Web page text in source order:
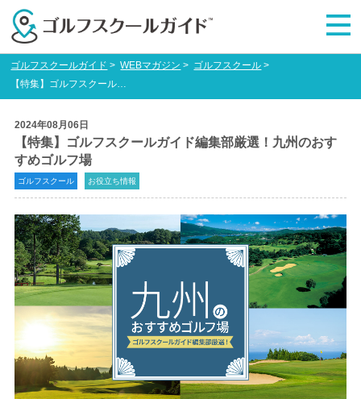
ゴルフスクールガイド > WEBマガジン > ゴルフスクール >
【特集】ゴルフスクールガイド編集部厳選！九州のおすすめゴルフ場
2024年08月06日
【特集】ゴルフスクールガイド編集部厳選！九州のおす
すめゴルフ場
ゴルフスクール お役立ち情報